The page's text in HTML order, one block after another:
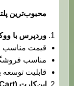
محبوب‌ترین
وردپرس با
قیمت مناسب
مناسب
قابلیت توسعه
اپن‌کارت (OpenCart):